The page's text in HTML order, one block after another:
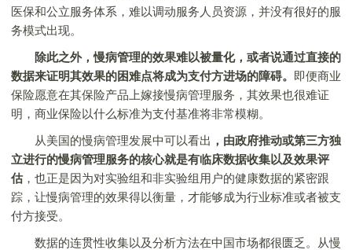
医保和公立服务体系，难以调动服务人员资源，并没有很好的服
务模式出现。
除此之外，慢病管理的效果难以被量化，或者说通过直接的
数据来证明其效果的困难点将成为支付方进场的障碍。 即便商业
保险愿意在其保险产品上嫁接慢病管理服务，其效果也很难证
明，商业保险以什么标准为支付基准将非常模糊。
从美国的慢病管理发展中可以看出 ，由政府推动或第三方独
立进行的慢病管理服务的核心就是有临床数据收集以及效果评
估，也正是因为对实验组和非实验组用户的健康数据的紧密跟
踪，让慢病管理的效果得以衡量，才能够成为行业标准或者被支
付方接受。
数据的连贯性收集以及分析方法在中国市场都很匮乏。从慢